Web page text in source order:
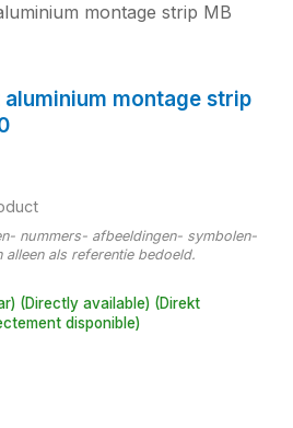
montage strip MB
montage strip
nummers- afbeeldingen- symbolen-
als referentie bedoeld.
(Directly available) (Direkt
disponible)